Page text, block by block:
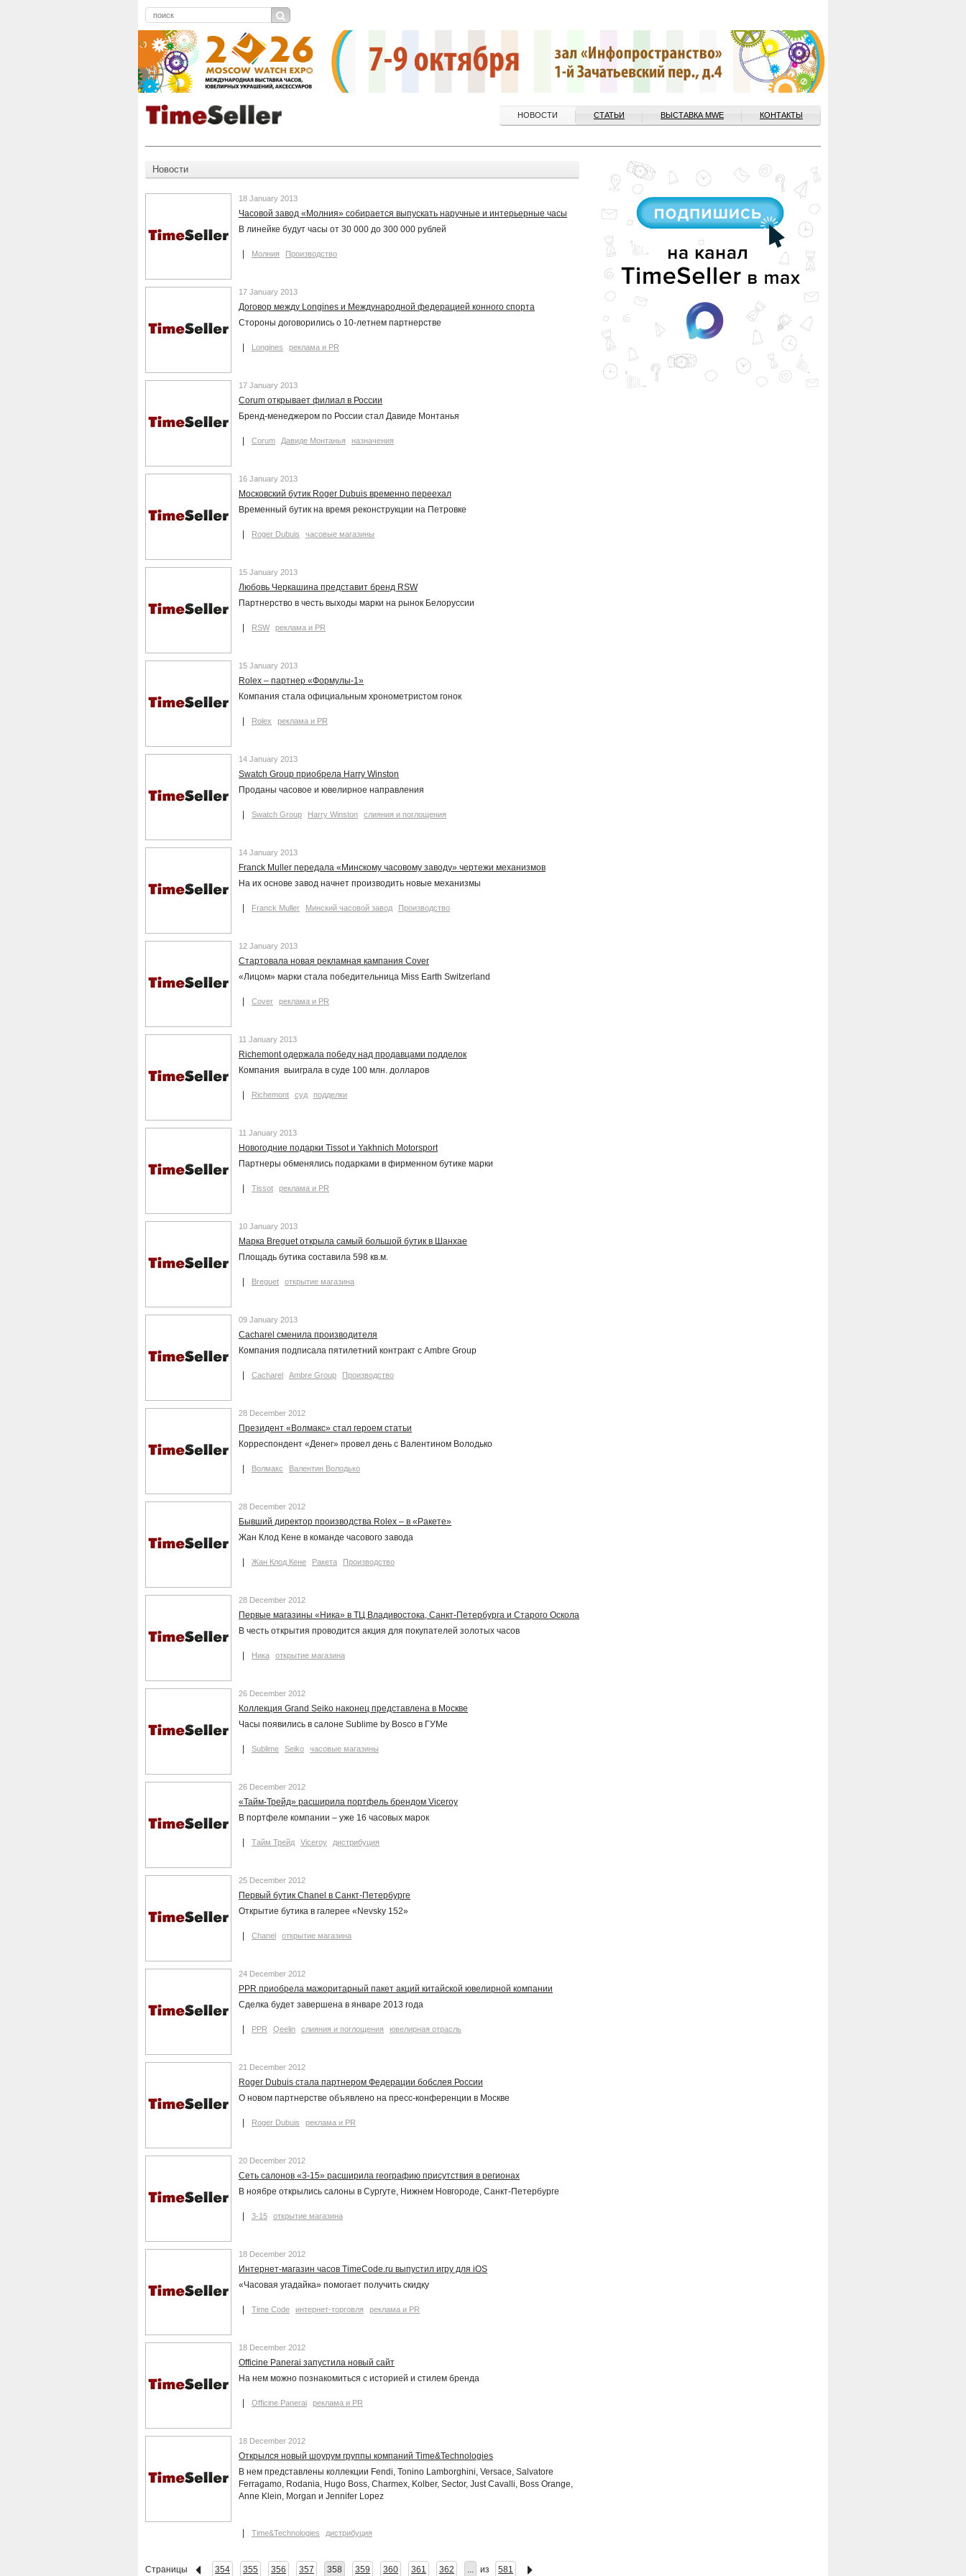
НОВОСТИ СТАТЬИ ВЫСТАВКА MWE КОНТАКТЫ
Новости
18 January 2013
Часовой завод «Молния» собирается выпускать наручные и интерьерные часы
В линейке будут часы от 30 000 до 300 000 рублей
Молния Производство
17 January 2013
Договор между Longines и Международной федерацией конного спорта
Стороны договорились о 10-летнем партнерстве
Longines реклама и PR
17 January 2013
Corum открывает филиал в России
Бренд-менеджером по России стал Давиде Монтанья
Corum Давиде Монтанья назначения
16 January 2013
Московский бутик Roger Dubuis временно переехал
Временный бутик на время реконструкции на Петровке
Roger Dubuis часовые магазины
15 January 2013
Любовь Черкашина представит бренд RSW
Партнерство в честь выходы марки на рынок Белоруссии
RSW реклама и PR
15 January 2013
Rolex – партнер «Формулы-1»
Компания стала официальным хронометристом гонок
Rolex реклама и PR
14 January 2013
Swatch Group приобрела Harry Winston
Проданы часовое и ювелирное направления
Swatch Group Harry Winston слияния и поглощения
14 January 2013
Franck Muller передала «Минскому часовому заводу» чертежи механизмов
На их основе завод начнет производить новые механизмы
Franck Muller Минский часовой завод Производство
12 January 2013
Стартовала новая рекламная кампания Cover
«Лицом» марки стала победительница Miss Earth Switzerland
Cover реклама и PR
11 January 2013
Richemont одержала победу над продавцами подделок
Компания выиграла в суде 100 млн. долларов
Richemont суд подделки
11 January 2013
Новогодние подарки Tissot и Yakhnich Motorsport
Партнеры обменялись подарками в фирменном бутике марки
Tissot реклама и PR
10 January 2013
Марка Breguet открыла самый большой бутик в Шанхае
Площадь бутика составила 598 кв.м.
Breguet открытие магазина
09 January 2013
Cacharel сменила производителя
Компания подписала пятилетний контракт с Ambre Group
Cacharel Ambre Group Производство
28 December 2012
Президент «Волмакс» стал героем статьи
Корреспондент «Денег» провел день с Валентином Володько
Волмакс Валентин Володько
28 December 2012
Бывший директор производства Rolex – в «Ракете»
Жан Клод Кене в команде часового завода
Жан Клод Кене Ракета Производство
28 December 2012
Первые магазины «Ника» в ТЦ Владивостока, Санкт-Петербурга и Старого Оскола
В честь открытия проводится акция для покупателей золотых часов
Ника открытие магазина
26 December 2012
Коллекция Grand Seiko наконец представлена в Москве
Часы появились в салоне Sublime by Bosco в ГУМе
Sublime Seiko часовые магазины
26 December 2012
«Тайм-Трейд» расширила портфель брендом Viceroy
В портфеле компании – уже 16 часовых марок
Тайм Трейд Viceroy дистрибуция
25 December 2012
Первый бутик Chanel в Санкт-Петербурге
Открытие бутика в галерее «Nevsky 152»
Chanel открытие магазина
24 December 2012
PPR приобрела мажоритарный пакет акций китайской ювелирной компании
Сделка будет завершена в январе 2013 года
PPR Qeelin слияния и поглощения ювелирная отрасль
21 December 2012
Roger Dubuis стала партнером Федерации бобслея России
О новом партнерстве объявлено на пресс-конференции в Москве
Roger Dubuis реклама и PR
20 December 2012
Cеть салонов «3-15» расширила географию присутствия в регионах
В ноябре открылись салоны в Сургуте, Нижнем Новгороде, Санкт-Петербурге
3-15 открытие магазина
18 December 2012
Интернет-магазин часов TimeCode.ru выпустил игру для iOS
«Часовая угадайка» помогает получить скидку
Time Code интернет-торговля реклама и PR
18 December 2012
Officine Panerai запустила новый сайт
На нем можно познакомиться с историей и стилем бренда
Officine Panerai реклама и PR
18 December 2012
Открылся новый шоурум группы компаний Time&Technologies
В нем представлены коллекции Fendi, Tonino Lamborghini, Versace, Salvatore
Ferragamo, Rodania, Hugo Boss, Charmex, Kolber, Sector, Just Cavalli, Boss Orange,
Anne Klein, Morgan и Jennifer Lopez
Time&Technologies дистрибуция
Страницы 354 355 356 357 358 359 360 361 362 ... из 581